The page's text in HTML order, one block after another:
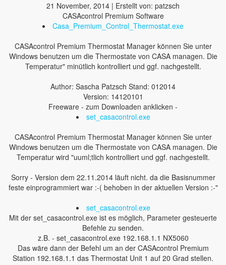
21 November, 2014 | Erstellt von: patzsch
CASAcontrol Premium Software
Casa_Premium_Control_Thermostat.exe
CASAcontrol Premium Thermostat Manager können Sie unter
Windows benutzen um die Thermostate von CASA managen. Die
Temperatur" minütlich kontrolliert und ggf. nachgestellt.
Author: Sascha Patzsch Stand: 012014
Version: 14120101
Freeware - zum Downloaden anklicken -
set_casacontrol.exe
CASAcontrol Premium Thermostat Manager können Sie unter
Windows benutzen um die Thermostate von CASA managen. Die
Temperatur wird "uuml;tlich kontrolliert und ggf. nachgestellt.
Sorry - Version dem 22.11.2014 läuft nicht. da die Basisnummer
feste einprogrammiert war :-( behoben in der aktuellen Version :-"
set_casacontrol.exe
Mit der set_casacontrol.exe ist es möglich, Parameter gesteuerte
Befehle zu senden.
z.B. - set_casacontrol.exe 192.168.1.1 NX5060
Das wäre dann der Befehl um an der CASAcontrol Premium
Station 192.168.1.1 das Thermostat Unit 1 auf 20 Grad stellen.